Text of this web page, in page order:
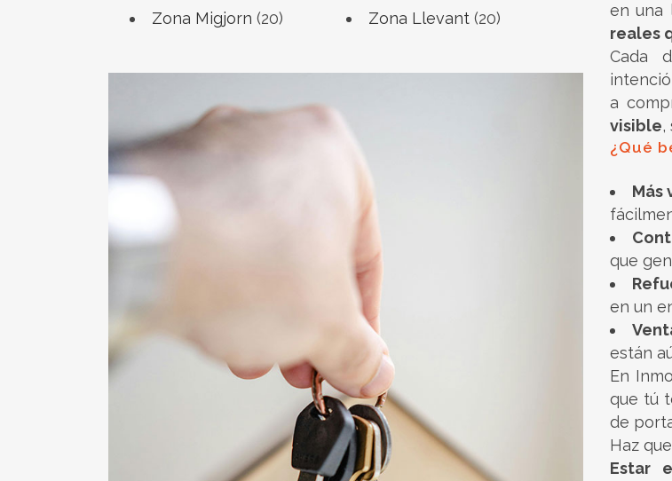
Zona Migjorn (20) Zona Llevant(20)
en una
reales
Cada
a
visible,
¿Qué
Más
que
en un
están
En
que tú
de
Haz
Estar